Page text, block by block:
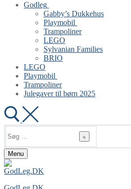
Godleg
Gabby’s Dukkehus
Playmobil
Trampoliner
LEGO
Sylvanian Families
BRIO
LEGO
Playmobil
Trampoliner
Julegaver til børn 2025
efter:
Menu